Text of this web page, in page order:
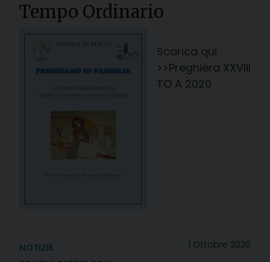
Tempo Ordinario
Scarica qui
>>Preghiera XXVIII
TO A 2020
1 Ottobre 2020
NOTIZIE